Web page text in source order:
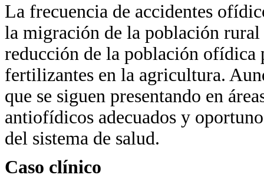
La frecuencia de accidentes
la migración de la población
reducción de la población ofídica
fertilizantes en la agricultura.
que se siguen presentando en
antiofídicos adecuados y
del sistema de salud.
Caso clínico